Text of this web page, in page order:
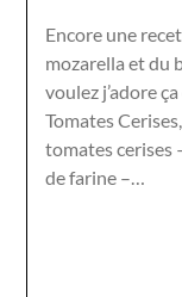
Encore une
mozarella et du
voulez j’adore
Tomates
tomates cerises
de farine –…